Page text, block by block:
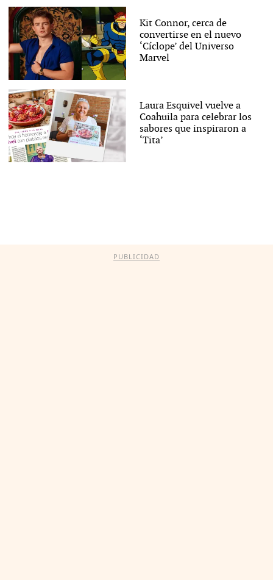
Kit Connor, cerca de
convertirse en el nuevo
‘Cíclope’ del Universo
Marvel
Laura Esquivel vuelve a
Coahuila para celebrar los
sabores que inspiraron a
‘Tita’
PUBLICIDAD